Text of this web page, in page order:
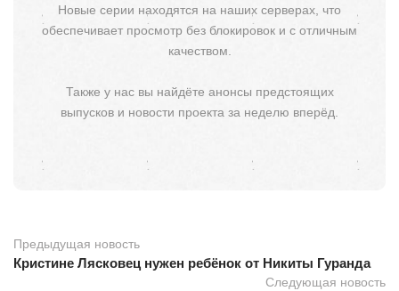
Новые серии находятся на наших серверах, что
обеспечивает просмотр без блокировок и с отличным
качеством.
Также у нас вы найдёте анонсы предстоящих
выпусков и новости проекта за неделю вперёд.
Предыдущая новость
Кристине Лясковец нужен ребёнок от Никиты Гуранда
Следующая новость